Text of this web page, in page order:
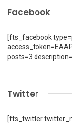
Facebook
[fts_facebook
posts=3
Twitter
[fts_twitter